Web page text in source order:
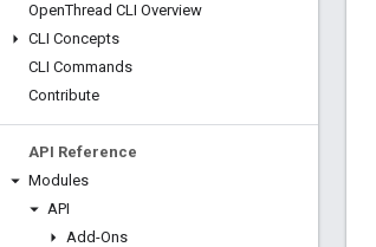
OpenThread CLI Overview
CLI Concepts
CLI Commands
Contribute
API Reference
Modules
API
Add-Ons